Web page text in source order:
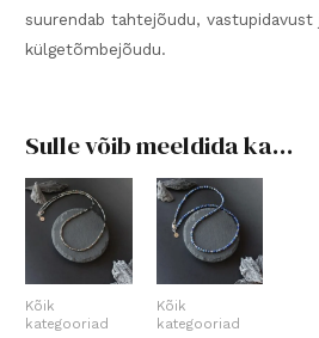
suurendab tahtejõudu, vastupidavust
külgetõmbejõudu.
Sulle võib meeldida ka…
Kõik
kategooriad
Kõik
kategooriad